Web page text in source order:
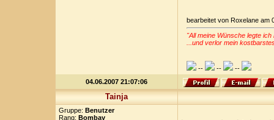
bearbeitet von Roxelane am
"All meine Wünsche legte
...und verlor mein
-- --
--
04.06.2007 21:07:06
Tainja
Gruppe: Benutzer
Rang: Bombay